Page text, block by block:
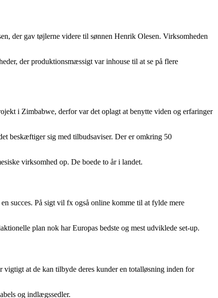
der gav tøjlerne videre til sønnen Henrik Olesen. Virksomheden
der produktionsmæssigt var inhouse til at se på flere
i Zimbabwe, derfor var det oplagt at benytte viden og erfaringer
beskæftiger sig med tilbudsaviser. Der er omkring 50
virksomhed op. De boede to år i landet.
succes. På sigt vil fx også online komme til at fylde mere
plan nok har Europas bedste og mest udviklede set-up.
at de kan tilbyde deres kunder en totalløsning inden for
og indlægssedler.